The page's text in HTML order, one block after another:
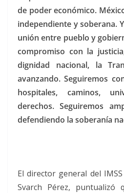
de poder económico.
independiente y soberana.
unión entre pueblo y
compromiso con la
dignidad nacional, la
avanzando. Seguiremos
hospitales, caminos,
derechos. Seguiremos
defendiendo la soberanía
El director general del
Svarch Pérez, puntualizó